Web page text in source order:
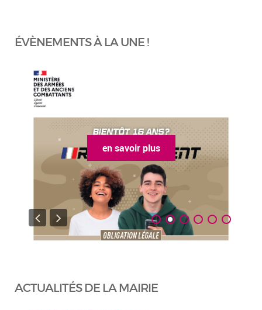
ÉVÈNEMENTS À LA UNE !
en savoir plus
ACTUALITÉS DE LA MAIRIE